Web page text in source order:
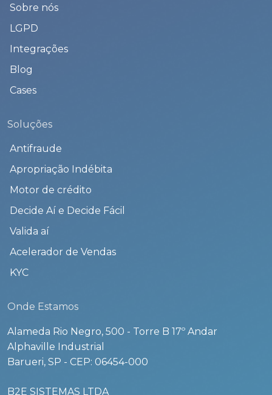
Sobre nós
LGPD
Integrações
Blog
Cases
Soluções
Antifraude
Apropriação Indébita
Motor de crédito
Decide Aí e Decide Fácil
Valida aí
Acelerador de Vendas
KYC
Onde Estamos
Alameda Rio Negro, 500 - Torre B 17º Andar
Alphaville Industrial
Barueri, SP - CEP: 06454-000
B2E SISTEMAS LTDA